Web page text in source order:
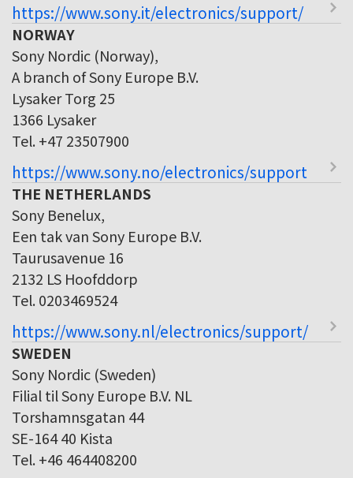
https://www.sony.it/electronics/support/
NORWAY
Sony Nordic (Norway),
A branch of Sony Europe B.V.
Lysaker Torg 25
1366 Lysaker
Tel. +47 23507900
https://www.sony.no/electronics/support
THE NETHERLANDS
Sony Benelux,
Een tak van Sony Europe B.V.
Taurusavenue 16
2132 LS Hoofddorp
Tel. 0203469524
https://www.sony.nl/electronics/support/
SWEDEN
Sony Nordic (Sweden)
Filial til Sony Europe B.V. NL
Torshamnsgatan 44
SE-164 40 Kista
Tel. +46 464408200